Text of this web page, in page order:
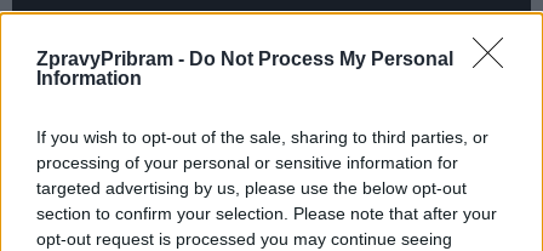
ZpravyPribram - Do Not Process My Personal
Information
If you wish to opt-out of the sale, sharing to third parties, or
processing of your personal or sensitive information for
targeted advertising by us, please use the below opt-out
section to confirm your selection. Please note that after your
opt-out request is processed you may continue seeing